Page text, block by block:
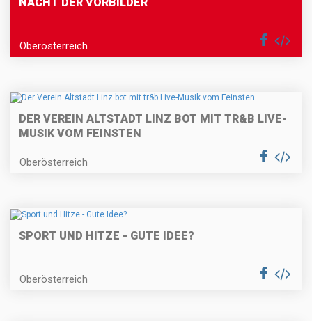
Oberösterreich
DER VEREIN ALTSTADT LINZ BOT MIT TR&B LIVE-
MUSIK VOM FEINSTEN
Oberösterreich
SPORT UND HITZE - GUTE IDEE?
Oberösterreich